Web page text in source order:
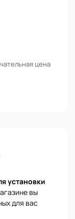
цена
установки
вы
для вас